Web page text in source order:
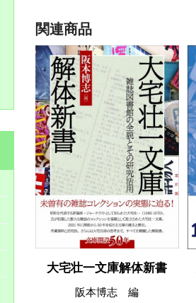
関連商品
大宅壮一文庫解体新書
阪本博志 編